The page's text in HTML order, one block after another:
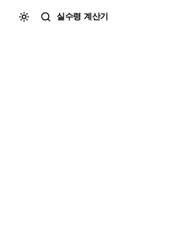
실수령 계산기